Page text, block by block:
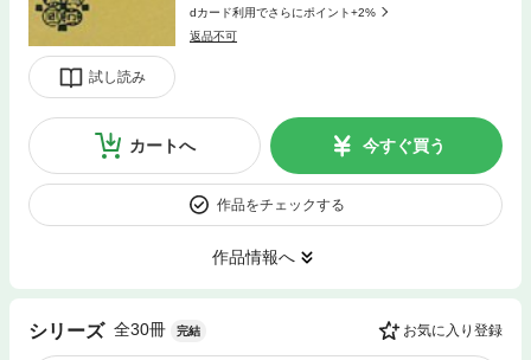
試し読み
dカード利用でさらにポイント+2%
返品不可
カートへ 今すぐ買う
作品をチェックする
作品情報へ
シリーズ 全30冊 完結 お気に入り登録